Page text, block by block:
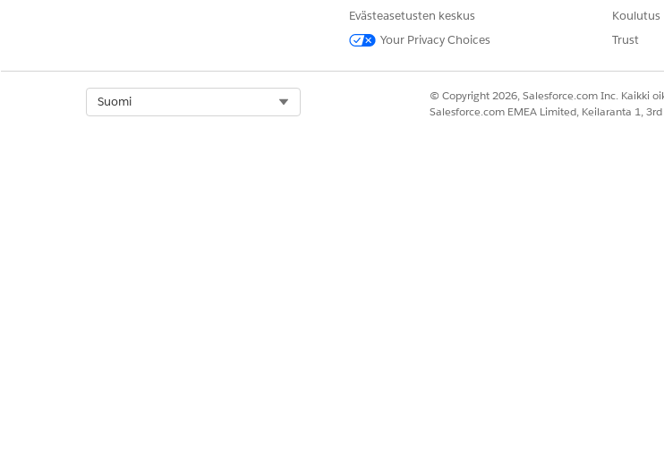
Napsauta vahinkotapahtuman tietuesivulta
Ylennä merkittävään
Evästeasetusten keskus
Your Privacy Choices
Koulutus
Trust
Suomi
© Copyright 2026, Salesforce.com Inc. Kaikki
Salesforce.com EMEA Limited, Keilaranta 1,